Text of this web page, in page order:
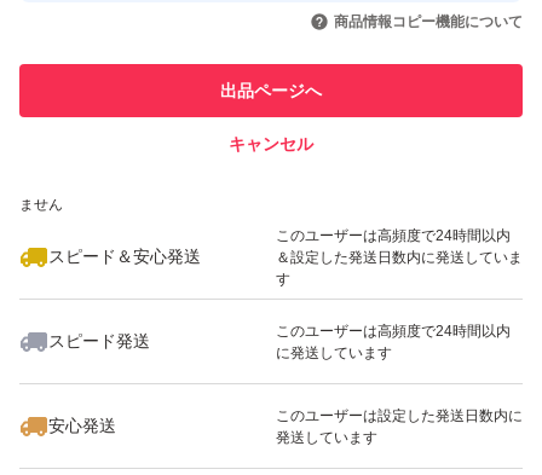
引を完了させた実績があります
での取引実績があります
ません
スピード＆安心発送
このユーザーは高頻度で24時間以内
＆設定した発送日数内に発送していま
す
スピード発送
このユーザーは高頻度で24時間以内
に発送しています
安心発送
このユーザーは設定した発送日数内に
発送しています
商品情報コピー機能について
出品ページへ
キャンセル
いいね！
1,333